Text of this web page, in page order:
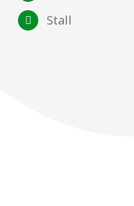
Stall